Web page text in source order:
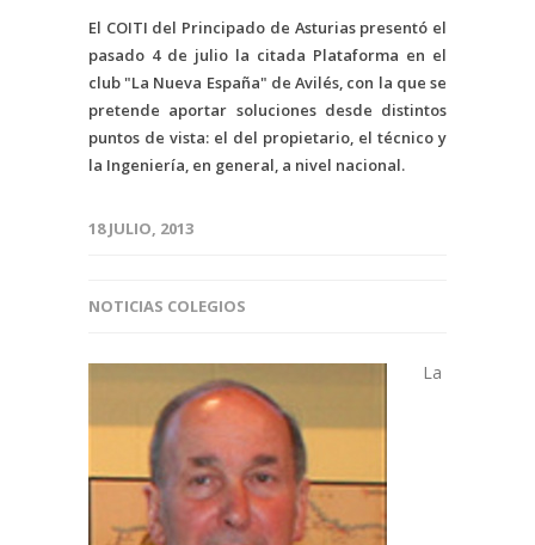
El COITI del Principado de Asturias presentó el
pasado 4 de julio la citada Plataforma en el
club "La Nueva España" de Avilés, con la que se
pretende aportar soluciones desde distintos
puntos de vista: el del propietario, el técnico y
la Ingeniería, en general, a nivel nacional.
18 JULIO, 2013
NOTICIAS COLEGIOS
La